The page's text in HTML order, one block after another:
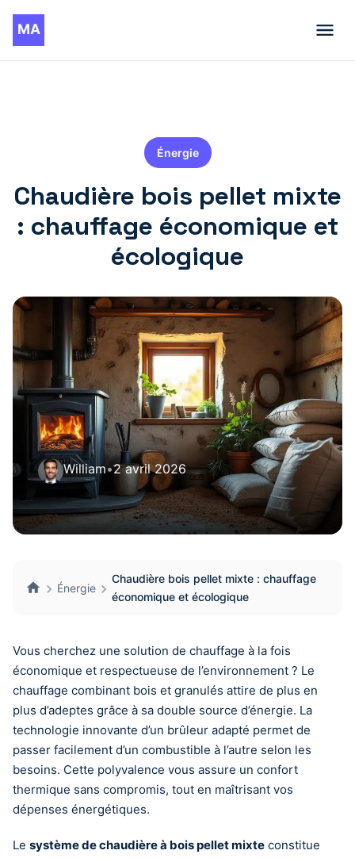
Énergie
Chaudière bois pellet mixte
: chauffage économique et
écologique
William•2 avril 2026
Énergie
Chaudière bois pellet mixte : chauffage
économique et écologique
Vous cherchez une solution de chauffage à la fois
économique et respectueuse de l’environnement ? Le
chauffage combinant bois et granulés attire de plus en
plus d’adeptes grâce à sa double source d’énergie. La
technologie innovante d’un brûleur adapté permet de
passer facilement d’un combustible à l’autre selon les
besoins. Cette polyvalence vous assure un confort
thermique sans compromis, tout en maîtrisant vos
dépenses énergétiques.
Le système de chaudière à bois pellet mixte constitue